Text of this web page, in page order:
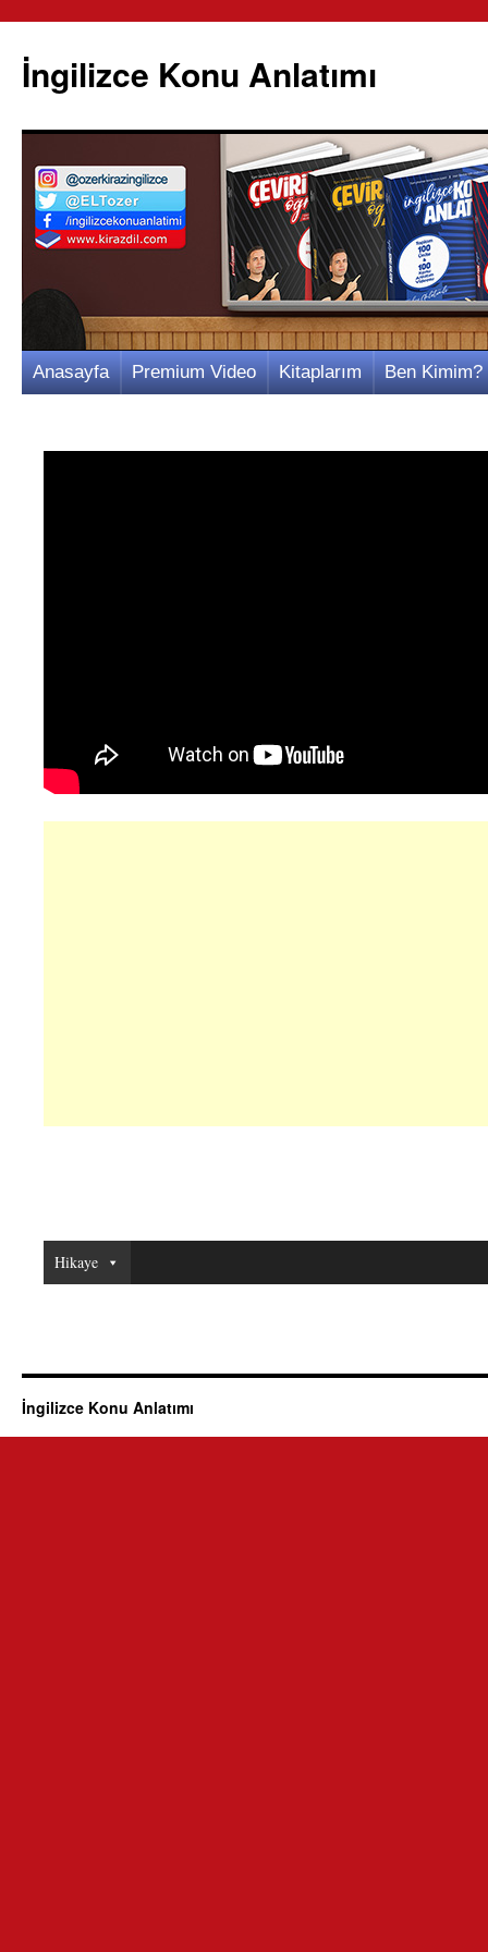
İngilizce Konu Anlatımı
İçeriğe
Anasayfa Premium Video Kitaplarım Ben Kimim?
Hikaye
İngilizce Konu Anlatımı